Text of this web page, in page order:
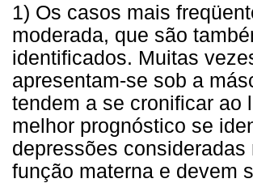
1) Os casos mais
moderada, que são
identificados. Muitas
apresentam-se sob a
tendem a se cronificar ao
melhor prognóstico se
depressões
função materna e devem